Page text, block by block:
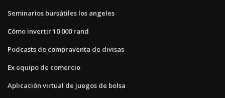
Seminarios bursátiles los angeles
Cómo invertir 10 000 rand
Podcasts de compraventa de divisas
Ex equipo de comercio
Aplicación virtual de juegos de bolsa